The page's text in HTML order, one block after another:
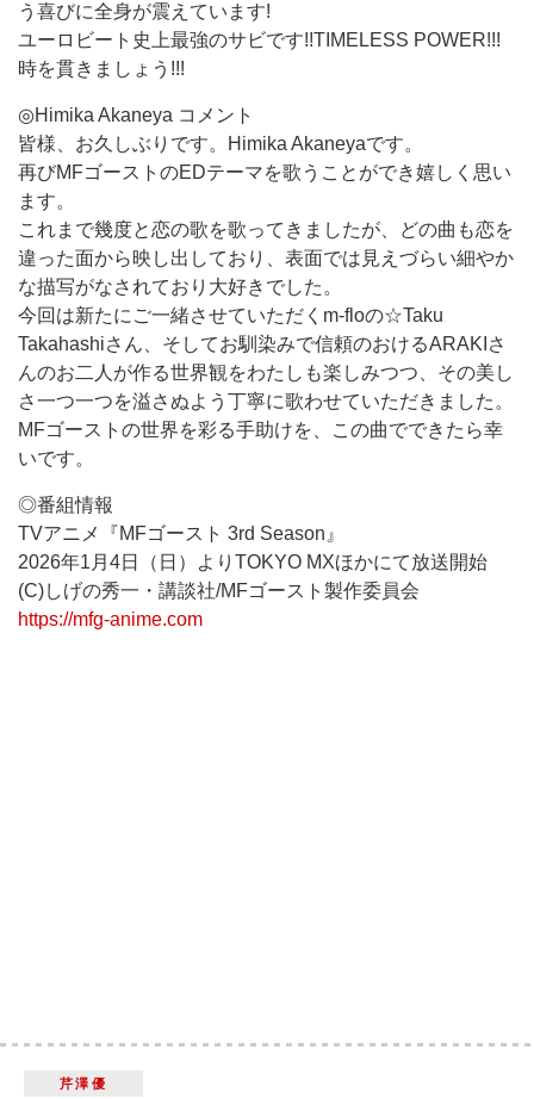
う喜びに全身が震えています!
ユーロビート史上最強のサビです!!TIMELESS POWER!!!
時を貫きましょう!!!
◎Himika Akaneya コメント
皆様、お久しぶりです。Himika Akaneyaです。
再びMFゴーストのEDテーマを歌うことができ嬉しく思い
ます。
これまで幾度と恋の歌を歌ってきましたが、どの曲も恋を
違った面から映し出しており、表面では見えづらい細やか
な描写がなされており大好きでした。
今回は新たにご一緒させていただくm-floの☆Taku
Takahashiさん、そしてお馴染みで信頼のおけるARAKIさ
んのお二人が作る世界観をわたしも楽しみつつ、その美し
さ一つ一つを溢さぬよう丁寧に歌わせていただきました。
MFゴーストの世界を彩る手助けを、この曲でできたら幸
いです。
◎番組情報
TVアニメ『MFゴースト 3rd Season』
2026年1月4日（日）よりTOKYO MXほかにて放送開始
(C)しげの秀一・講談社/MFゴースト製作委員会
https://mfg-anime.com
芹澤優